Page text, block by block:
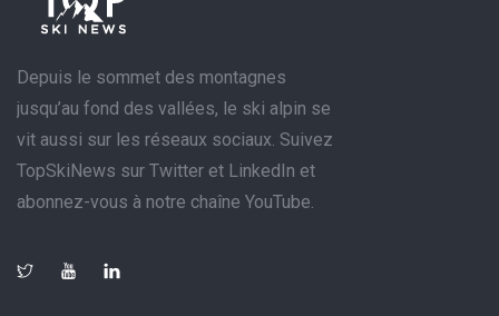
Depuis le sommet des montagnes
jusqu’au fond des vallées, le ski alpin se
vit aussi sur les réseaux sociaux. Suivez
TopSkiNews sur Twitter et LinkedIn et
abonnez-vous à notre chaîne YouTube.